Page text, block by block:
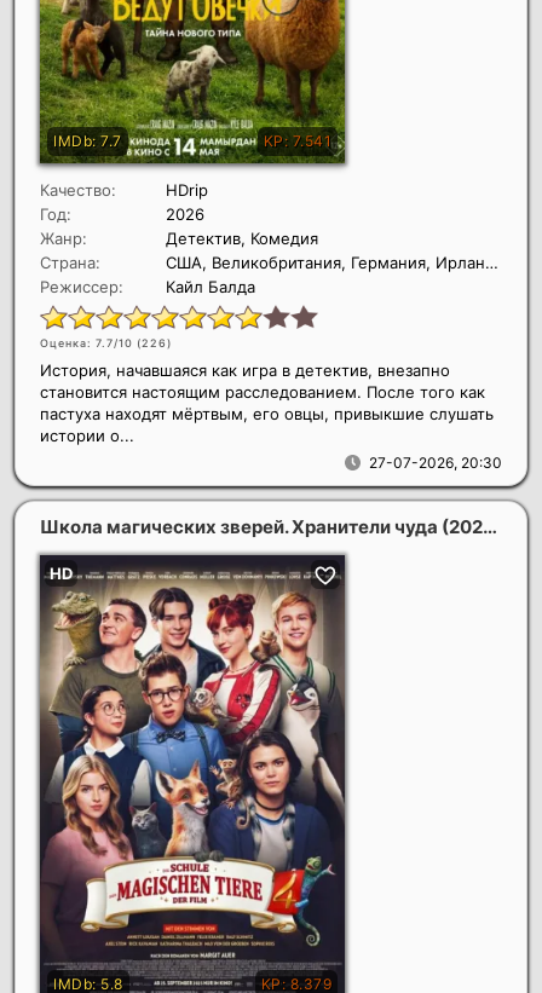
Качество:
HDrip
Год:
2026
Жанр:
Детектив, Комедия
Страна:
США, Великобритания, Германия, Ирландия
Режиссер:
Кайл Балда
Оценка: 7.7/10 (226)
27-07-2026, 20:30
История, начавшаяся как игра в детектив, внезапно
становится настоящим расследованием. После того как
пастуха находят мёртвым, его овцы, привыкшие слушать
истории о...
Школа магических зверей. Хранители чуда (2026)